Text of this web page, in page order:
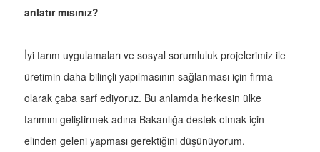
anlatır mısınız?
İyi tarım uygulamaları ve sosyal sorumluluk projelerimiz ile
üretimin daha bilinçli yapılmasının sağlanması için firma
olarak çaba sarf ediyoruz. Bu anlamda herkesin ülke
tarımını geliştirmek adına Bakanlığa destek olmak için
elinden geleni yapması gerektiğini düşünüyorum.